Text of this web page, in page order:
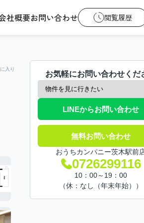
社概要お問い合わせ 閲覧履歴
入り
お気軽にお問い合わせくだ
LINEからお問い合わせ
無料お問い合わせ
おうちカンパニー茨木駅前
0726299116
10：00～19：00
（休：なし（年末年始））